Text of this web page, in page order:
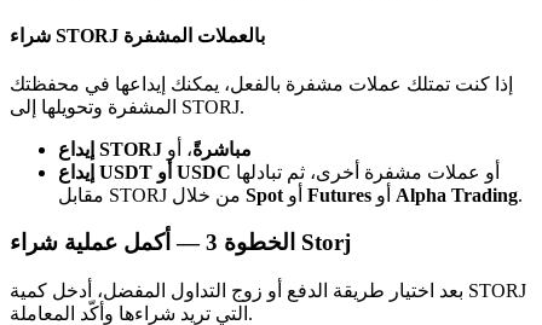
شراء STORJ بالعملات المشفرة
إذا كنت تمتلك عملات مشفرة بالفعل، يمكنك إيداعها في محفظتك
المشفرة وتحويلها إلى STORJ.
إيداع STORJ مباشرةً، أو
إيداع USDT أو USDC
Spot Futures Alpha Trading.
الخطوة أكمل عملية شراء Storj
بعد اختيار طريقة الدفع أو زوج التداول المفضل، أدخل كمية STORJ
التي تريد شراءها وأكّد المعاملة.